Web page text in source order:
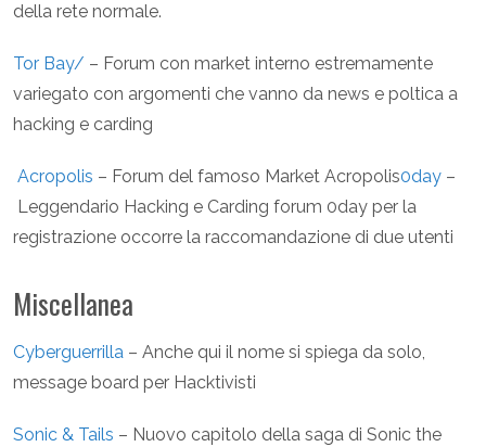
della rete normale.
Tor Bay/ – Forum con market interno estremamente
variegato con argomenti che vanno da news e poltica a
hacking e carding
Acropolis – Forum del famoso Market Acropolis0day –
Leggendario Hacking e Carding forum 0day per la
registrazione occorre la raccomandazione di due utenti
Miscellanea
Cyberguerrilla – Anche qui il nome si spiega da solo,
message board per Hacktivisti
Sonic & Tails – Nuovo capitolo della saga di Sonic the